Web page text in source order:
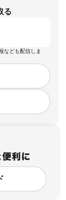
る
なども配信しま